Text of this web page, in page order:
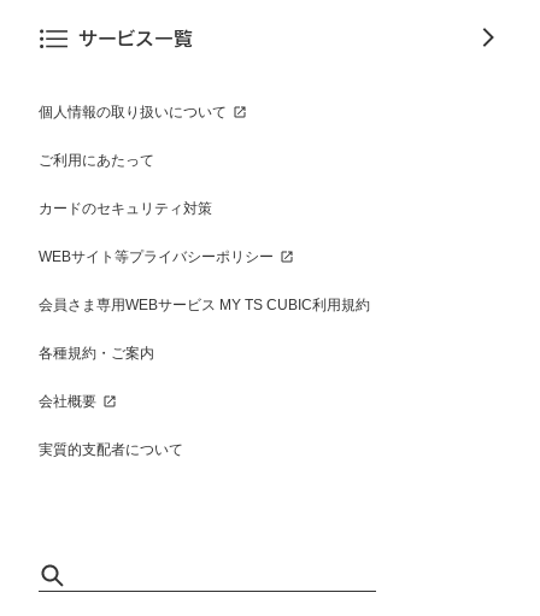
サービス一覧
個人情報の取り扱いについて
ご利用にあたって
カードのセキュリティ対策
WEBサイト等プライバシーポリシー
会員さま専用WEBサービス MY TS CUBIC利用規約
各種規約・ご案内
会社概要
実質的支配者について